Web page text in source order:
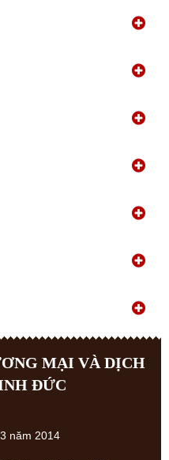
MẠI VÀ DỊCH
ĐỨC
năm 2014